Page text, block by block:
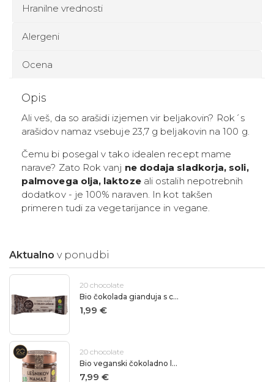
Hranilne vrednosti
Alergeni
Ocena
Opis
Ali veš, da so arašidi izjemen vir beljakovin? Rok´s
arašidov namaz vsebuje 23,7 g beljakovin na 100 g.
Čemu bi posegal v tako idealen recept mame
narave? Zato Rok vanj ne dodaja sladkorja, soli,
palmovega olja, laktozeali ostalih nepotrebnih
dodatkov - je 100% naraven. In kot takšen
primeren tudi za vegetarijance in vegane.
Aktualno v ponudbi
20 chocolate
Bio čokolada gianduja s celimi lešniki 20 chocolate
1,99 €
20 chocolate
Bio veganski čokoladno lešnikov namaz 20 chocolate 200g
7,99 €